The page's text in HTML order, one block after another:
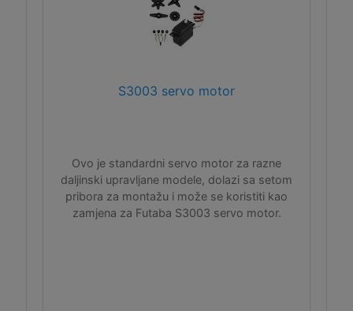
S3003 servo motor
Ovo je standardni servo motor za razne
daljinski upravljane modele, dolazi sa setom
pribora za montažu i može se koristiti kao
zamjena za Futaba S3003 servo motor.